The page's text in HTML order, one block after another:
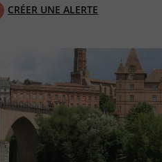
CRÉER UNE ALERTE